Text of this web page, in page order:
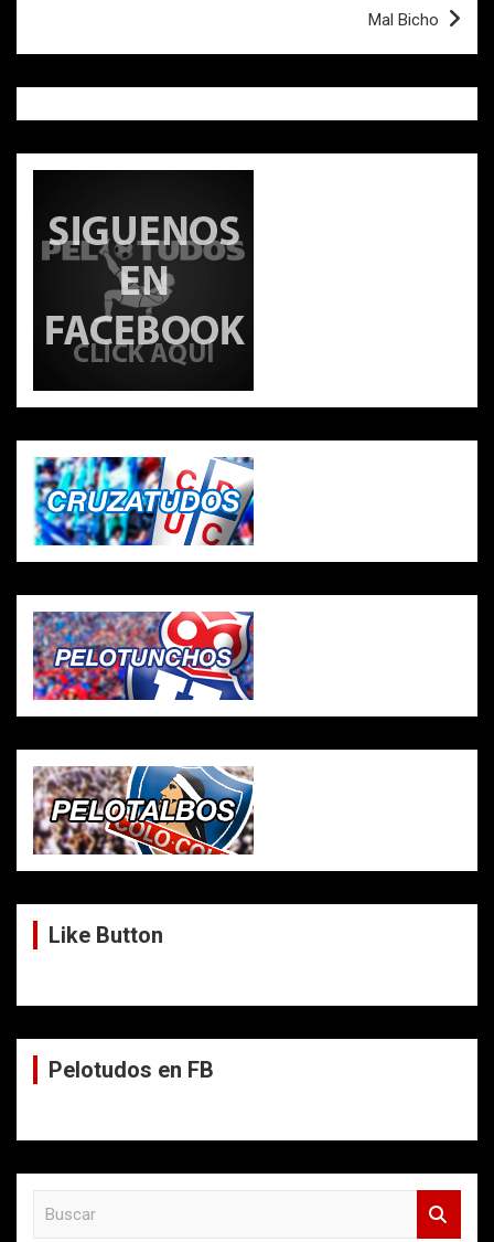
Mal Bicho
Like Button
Pelotudos en FB